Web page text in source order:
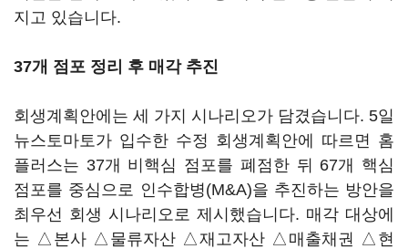
지고 있습니다.
37개 점포 정리 후 매각 추진
회생계획안에는 세 가지 시나리오가 담겼습니다. 5일
뉴스토마토가 입수한 수정 회생계획안에 따르면 홈
플러스는 37개 비핵심 점포를 폐점한 뒤 67개 핵심
점포를 중심으로 인수합병(M&A)을 추진하는 방안을
최우선 회생 시나리오로 제시했습니다. 매각 대상에
는 △본사 △물류자산 △재고자산 △매출채권 △현